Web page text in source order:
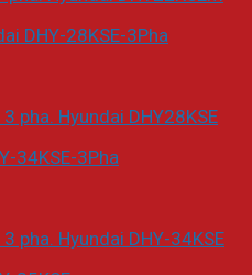
pha. Hyundai DHY28KSE
pha. Hyundai DHY-34KSE